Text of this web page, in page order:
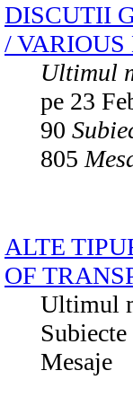
DISCUTII
/ VARIOUS
Ultimul
pe 23
90
805
ALTE
OF
Ultimul
Subiecte
Mesaje